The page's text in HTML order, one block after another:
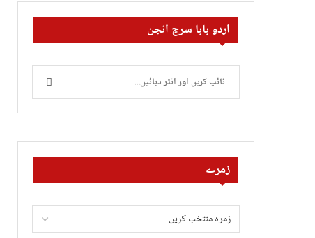
اردو بابا سرچ انجن
زمرے